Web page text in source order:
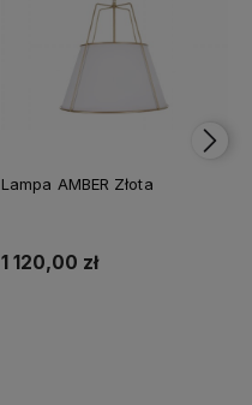
Lampa AMBER Złota
1 120,00 zł